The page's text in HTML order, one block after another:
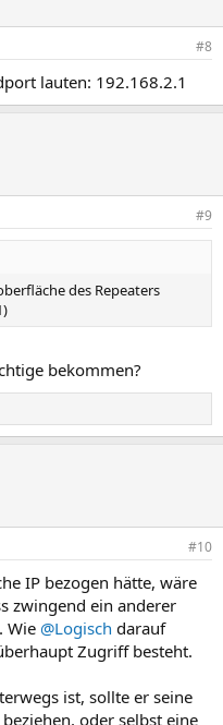
#8
lauten: 192.168.2.1
#9
des Repeaters
bekommen?
#10
IP bezogen hätte, wäre
zwingend ein anderer
Wie @Logisch darauf
Zugriff besteht.
ist, sollte er seine
oder selbst eine